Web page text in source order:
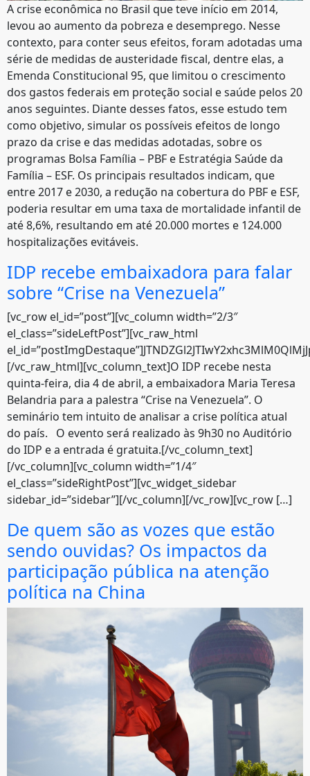
A crise econômica no Brasil que teve início em 2014,
levou ao aumento da pobreza e desemprego. Nesse
contexto, para conter seus efeitos, foram adotadas uma
série de medidas de austeridade fiscal, dentre elas, a
Emenda Constitucional 95, que limitou o crescimento
dos gastos federais em proteção social e saúde pelos 20
anos seguintes. Diante desses fatos, esse estudo tem
como objetivo, simular os possíveis efeitos de longo
prazo da crise e das medidas adotadas, sobre os
programas Bolsa Família – PBF e Estratégia Saúde da
Família – ESF. Os principais resultados indicam, que
entre 2017 e 2030, a redução na cobertura do PBF e ESF,
poderia resultar em uma taxa de mortalidade infantil de
até 8,6%, resultando em até 20.000 mortes e 124.000
hospitalizações evitáveis.
IDP recebe embaixadora para falar
sobre “Crise na Venezuela”
[vc_row el_id=”post”][vc_column width=”2/3″
el_class=”sideLeftPost”][vc_raw_html
[/vc_raw_html][vc_column_text]O IDP recebe nesta
quinta-feira, dia 4 de abril, a embaixadora Maria Teresa
Belandria para a palestra “Crise na Venezuela”. O
seminário tem intuito de analisar a crise política atual
do país. O evento será realizado às 9h30 no Auditório
do IDP e a entrada é gratuita.[/vc_column_text]
[/vc_column][vc_column width=”1/4″
el_class=”sideRightPost”][vc_widget_sidebar
sidebar_id=”sidebar”][/vc_column][/vc_row][vc_row […]
De quem são as vozes que estão
sendo ouvidas? Os impactos da
participação pública na atenção
política na China